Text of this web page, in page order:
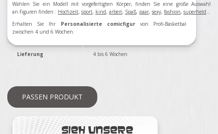
Wählen Sie ein Modell mit vorgefertigten Körper, finden Sie eine große Auswahl
an Figuren finden : Hochzeit, sport, kind, arbeit, Spaß, paar, sexy, fashion, superheld...
Erhalten Sie Ihr
Personalisierte comicfigurvon Profi-Basketbal
zwischen 4 und 6 Wochen.
Lieferung 4 bis 6 Wochen
PASSEN PRODUKT